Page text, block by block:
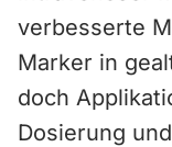
verbesserte
Marker in
doch
Dosierung